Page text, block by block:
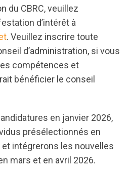
du CBRC, veuillez
d’intérêt à
. Veuillez inscrire toute
d’administration, si vous
compétences et
bénéficier le conseil
en janvier 2026,
présélectionnés en
intégrerons les nouvelles
mars et en avril 2026.